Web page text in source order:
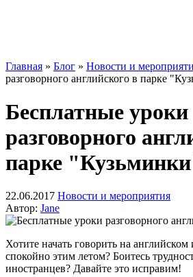
Главная » Блог » Новости и
разговорного английского в парке
Бесплатные уроки
разговорного
парке
22.06.2017 Новости и мероприятия
Автор: Jane
Хотите начать говорить на английском
спокойно этим летом? Боитесь
иностранцев? Давайте это исправим!